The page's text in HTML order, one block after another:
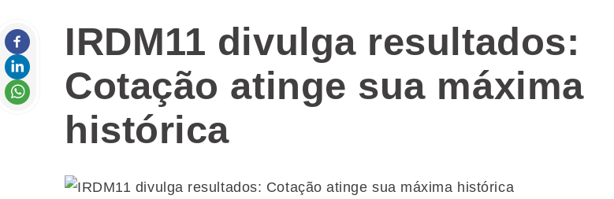
IRDM11 divulga resultados:
Cotação atinge sua máxima
histórica